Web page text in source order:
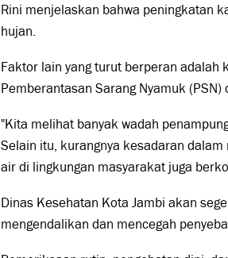
Rini menjelaskan bahwa peningkatan
hujan.
Faktor lain yang turut berperan adalah
Pemberantasan Sarang Nyamuk
"Kita melihat banyak wadah
Selain itu, kurangnya kesadaran
air di lingkungan masyarakat juga
Dinas Kesehatan Kota Jambi akan
mengendalikan dan mencegah